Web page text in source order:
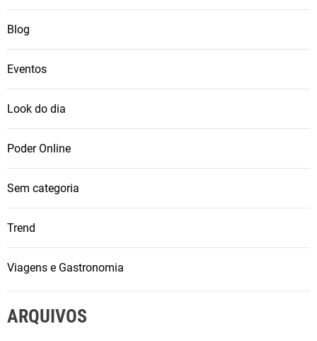
Blog
Eventos
Look do dia
Poder Online
Sem categoria
Trend
Viagens e Gastronomia
ARQUIVOS